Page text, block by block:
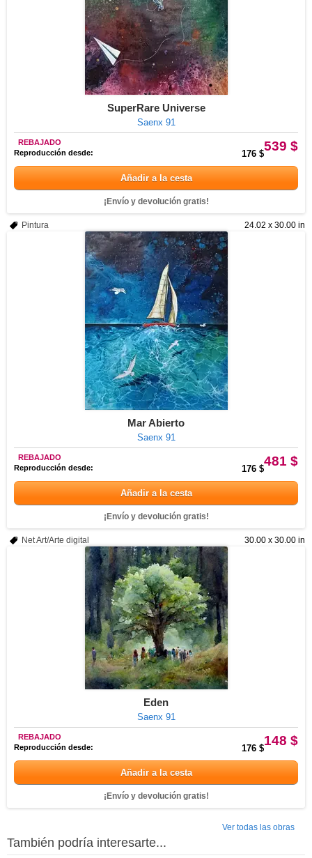
SuperRare Universe
Saenx 91
539 $
REBAJADO
Reproducción desde:
176 $
Añadir a la cesta
¡Envío y devolución gratis!
24.02 x 30.00 in
Pintura
Mar Abierto
Saenx 91
481 $
REBAJADO
Reproducción desde:
176 $
Añadir a la cesta
¡Envío y devolución gratis!
30.00 x 30.00 in
Net Art/Arte digital
Eden
Saenx 91
148 $
REBAJADO
Reproducción desde:
176 $
Añadir a la cesta
¡Envío y devolución gratis!
Ver todas las obras
También podría interesarte...